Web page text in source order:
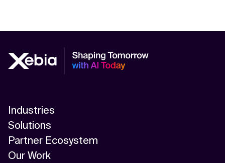
Industries
Solutions
Partner Ecosystem
Our Work